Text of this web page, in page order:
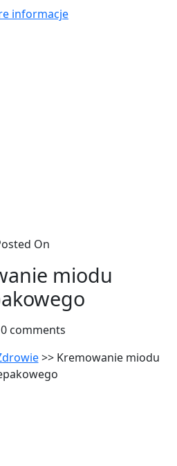
informacje
On
miodu
0 comments
>> Kremowanie miodu